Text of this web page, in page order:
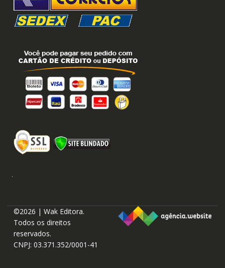
©2026 | Wak Editora.
Todos os direitos
reservados.
CNPJ: 03.371.352/0001-41